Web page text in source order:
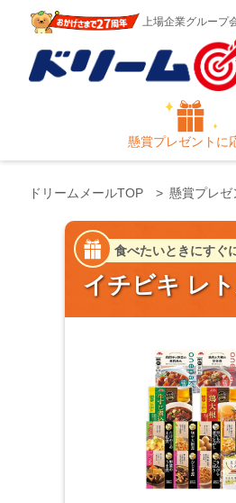
上場企業グループ
懸賞プレゼントに
ドリームメールTOP 懸賞プレゼ
食べたいときにすぐ
イチビキ レ